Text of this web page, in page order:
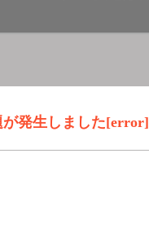
が発生しました[error]